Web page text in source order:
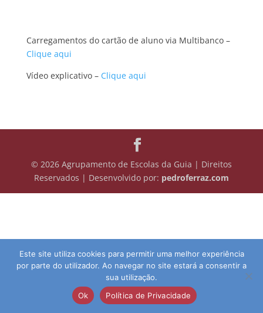
Carregamentos do cartão de aluno via Multibanco –
Clique aqui
Vídeo explicativo – Clique aqui
© 2026 Agrupamento de Escolas da Guia | Direitos
Reservados | Desenvolvido por: pedroferraz.com
Este site utiliza cookies para permitir uma melhor experiência
por parte do utilizador. Ao navegar no site estará a consentir a
sua utilização.
Ok
Política de Privacidade